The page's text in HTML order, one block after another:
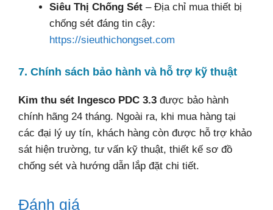
Siêu Thị Chống Sét – Địa chỉ mua thiết bị
chống sét đáng tin cậy:
https://sieuthichongset.com
7. Chính sách bảo hành và hỗ trợ kỹ thuật
Kim thu sét Ingesco PDC 3.3 được bảo hành
chính hãng 24 tháng. Ngoài ra, khi mua hàng tại
các đại lý uy tín, khách hàng còn được hỗ trợ khảo
sát hiện trường, tư vấn kỹ thuật, thiết kế sơ đồ
chống sét và hướng dẫn lắp đặt chi tiết.
Đánh giá